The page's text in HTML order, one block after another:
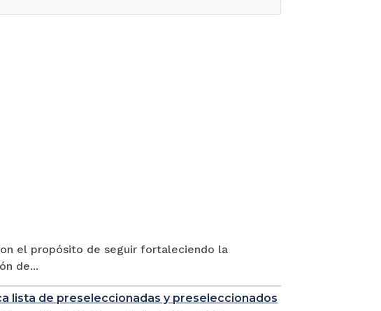
el propósito de seguir fortaleciendo la
de...
lista de preseleccionadas y preseleccionados